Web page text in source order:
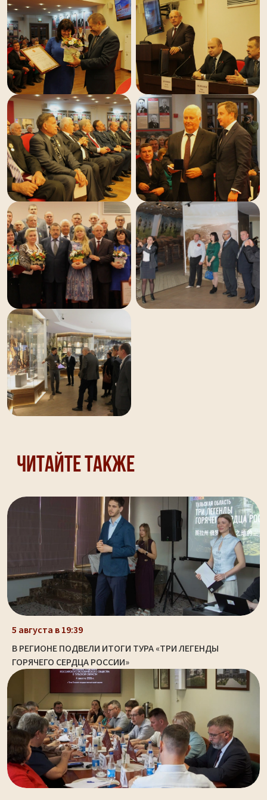
Читайте также
5 августа в 19:39
В РЕГИОНЕ ПОДВЕЛИ ИТОГИ ТУРА «ТРИ ЛЕГЕНДЫ
ГОРЯЧЕГО СЕРДЦА РОССИИ»